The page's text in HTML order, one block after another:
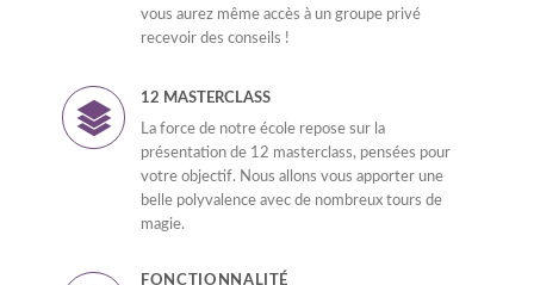
vous aurez même accès à un groupe privé
recevoir des conseils !
12 MASTERCLASS
La force de notre école repose sur la
présentation de 12 masterclass, pensées pour
votre objectif. Nous allons vous apporter une
belle polyvalence avec de nombreux tours de
magie.
FONCTIONNALITÉ